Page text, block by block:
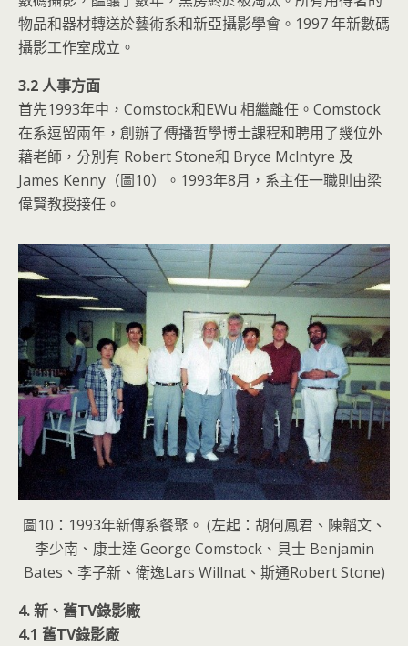
物品和器材轉送於藝術系和新亞攝影學會。1997 年新數碼
攝影工作室成立。
3.2 人事方面
首先1993年中，Comstock和EWu 相繼離任。Comstock
在系逗留兩年，創辦了傳播哲學博士課程和聘用了幾位外
藉老師，分別有 Robert Stone和 Bryce Mclntyre 及
James Kenny（圖10）。1993年8月，系主任一職則由梁
偉賢教授接任。
圖10：1993年新傳系餐聚。 (左起：胡何鳳君、陳韜文、
李少南、康士達 George Comstock、貝士 Benjamin
Bates、李子新、衛逸Lars Willnat、斯通Robert Stone)
4. 新、舊TV錄影廠
4.1 舊TV錄影廠